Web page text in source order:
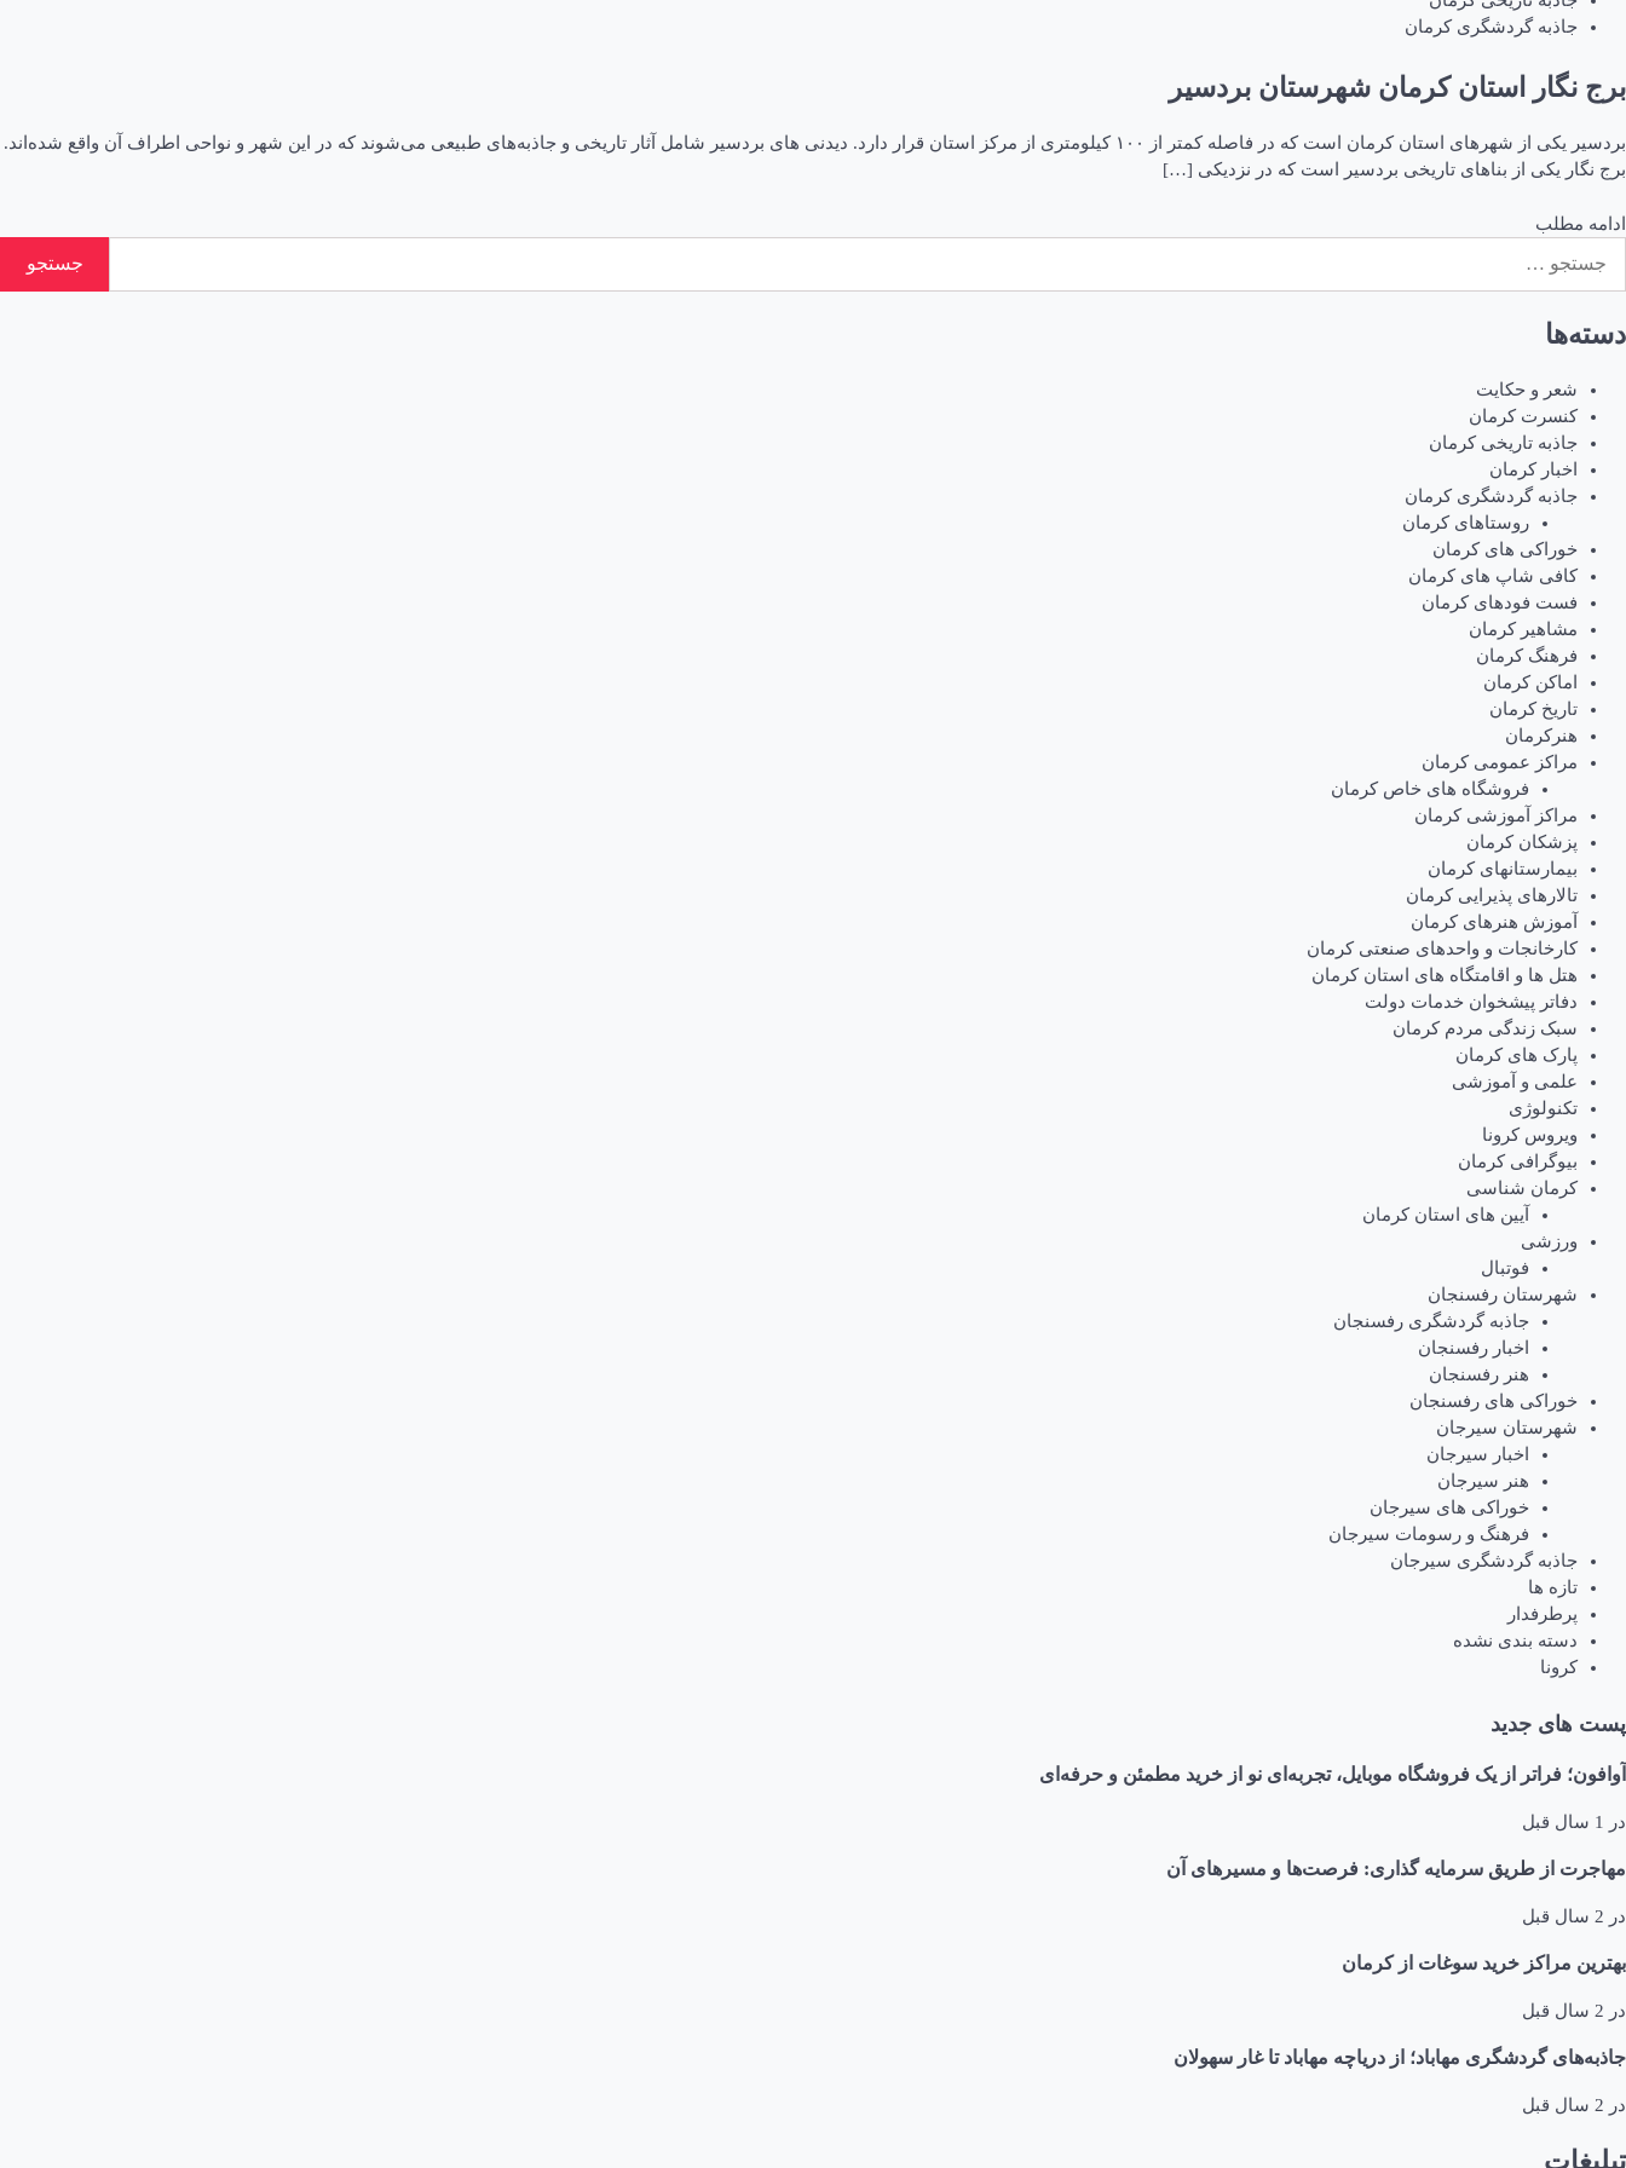
جاذبه گردشگری کرمان
برج نگار استان کرمان شهرستان بردسیر
بردسیر یکی از شهرهای استان کرمان است که در فاصله کمتر از ۱۰۰ کیلومتری از مرکز استان قرار دارد. دیدنی های بردسیر شامل آثار تاریخی و جاذبه‌های طبیعی می‌شوند که در این شهر و نواحی اطراف آن واقع شده‌اند.
برج نگار یکی از بناهای تاریخی بردسیر است که در نزدیکی […]
ادامه مطلب
برای:
دسته‌ها
شعر و حکایت
کنسرت کرمان
جاذبه تاریخی کرمان
اخبار کرمان
جاذبه گردشگری کرمان
روستاهای کرمان
خوراکی های کرمان
کافی شاپ های کرمان
فست فودهای کرمان
مشاهیر کرمان
فرهنگ کرمان
اماکن کرمان
تاریخ کرمان
هنرکرمان
مراکز عمومی کرمان
فروشگاه های خاص کرمان
مراکز آموزشی کرمان
پزشکان کرمان
بیمارستانهای کرمان
تالارهای پذیرایی کرمان
آموزش هنرهای کرمان
کارخانجات و واحدهای صنعتی کرمان
هتل ها و اقامتگاه های استان کرمان
دفاتر پیشخوان خدمات دولت
سبک زندگی مردم کرمان
پارک های کرمان
علمی و آموزشی
تکنولوژی
ویروس کرونا
بیوگرافی کرمان
کرمان شناسی
آیین های استان کرمان
ورزشی
فوتبال
شهرستان رفسنجان
جاذبه گردشگری رفسنجان
اخبار رفسنجان
هنر رفسنجان
خوراکی های رفسنجان
شهرستان سیرجان
اخبار سیرجان
هنر سیرجان
خوراکی های سیرجان
فرهنگ و رسومات سیرجان
جاذبه گردشگری سیرجان
تازه ها
پرطرفدار
دسته بندی نشده
کرونا
پست های جدید
آوافون؛ فراتر از یک فروشگاه موبایل، تجربه‌ای نو از خرید مطمئن و حرفه‌ای
در 1 سال قبل
مهاجرت از طریق سرمایه گذاری: فرصت‌ها و مسیرهای آن
در 2 سال قبل
بهترین مراکز خرید سوغات از کرمان
در 2 سال قبل
جاذبه‌های گردشگری مهاباد؛ از دریاچه مهاباد تا غار سهولان
در 2 سال قبل
تبلیغات